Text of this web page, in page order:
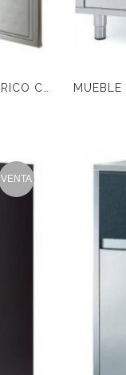
CONGELADOR VERTICAL INFRICO CV 220 DE 7 CAJONES
VENTA